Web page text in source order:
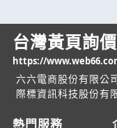
台灣黃頁詢
https://
六六電商股份有限公
際標資訊科技股份有
熱門服務